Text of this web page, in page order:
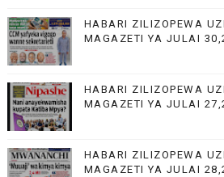
HABARI ZILIZOPEWA
MAGAZETI YA JULAI
HABARI ZILIZOPEWA
MAGAZETI YA JULAI
HABARI ZILIZOPEWA
MAGAZETI YA JULAI